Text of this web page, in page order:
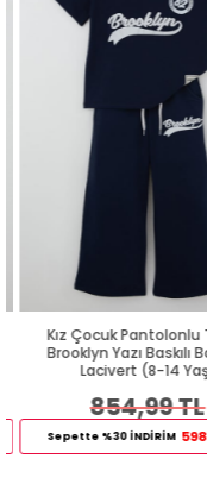
Kız Çocuk Pantolonlu
Brooklyn Yazı Baskılı
Lacivert (8-14 Yaş)
854,99 TL
Sepette %30 İNDİRİM